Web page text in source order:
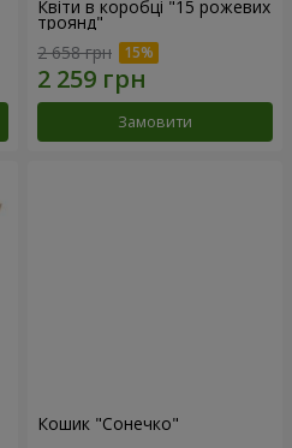
Квіти в коробці "15 рожевих
троянд"
2 658 грн
Замовити
Кошик "Сонечко"